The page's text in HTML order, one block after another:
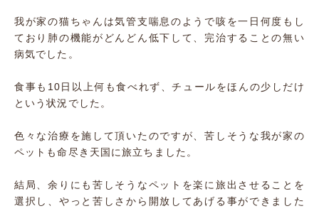
我が家の猫ちゃんは気管支喘息のようで咳を一日何度もし
ており肺の機能がどんどん低下して、完治することの無い
病気でした。
食事も10日以上何も食べれず、チュールをほんの少しだけ
という状況でした。
色々な治療を施して頂いたのですが、苦しそうな我が家の
ペットも命尽き天国に旅立ちました。
結局、余りにも苦しそうなペットを楽に旅出させることを
選択し、やっと苦しさから開放してあげる事ができました